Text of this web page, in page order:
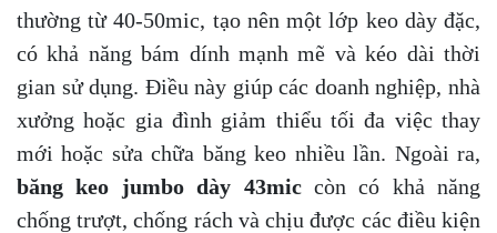
thường từ 40-50mic, tạo nên một lớp keo dày đặc,
có khả năng bám dính mạnh mẽ và kéo dài thời
gian sử dụng. Điều này giúp các doanh nghiệp, nhà
xưởng hoặc gia đình giảm thiểu tối đa việc thay
mới hoặc sửa chữa băng keo nhiều lần. Ngoài ra,
băng keo jumbo dày 43miccòn có khả năng
chống trượt, chống rách và chịu được các điều kiện